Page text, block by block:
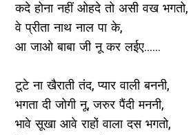
कदे होना नहीं ओहदे तो असी वख भगतो,
वे प्रीता नाथ नाल पा के,
आ जाओ बाबा जी नू कर लईए......
टूटे ना खैराती तंद, प्यार वाली बननी,
भगता दी जोगी नू, जरुर पैंदी मननी,
भावे सूखा आवे राहों वाला दस भगतो,